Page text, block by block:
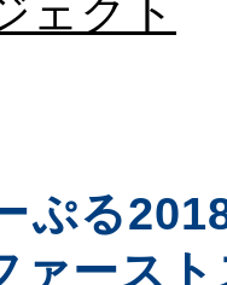
ェクト
ぷる
ァース